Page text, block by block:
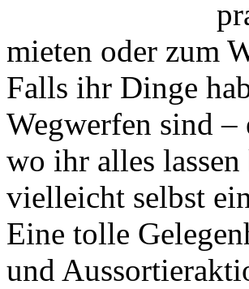
mieten oder zum
Falls ihr Dinge
Wegwerfen sind –
wo ihr alles
vielleicht selbst
Eine tolle
und